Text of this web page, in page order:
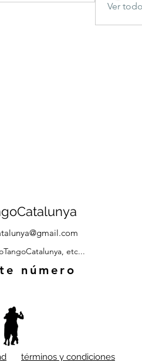
Ver
etc...
número
términos y condiciones